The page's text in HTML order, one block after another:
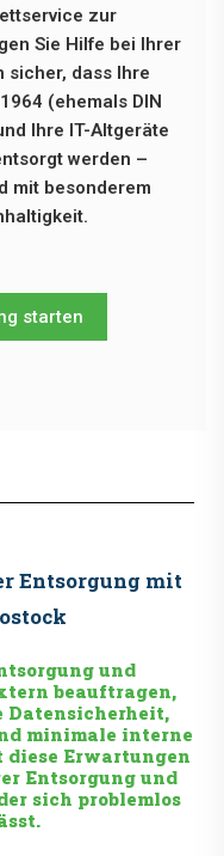
zur
Sie Hilfe bei Ihrer
sicher, dass Ihre
(ehemals DIN
Ihre IT-Altgeräte
werden –
mit besonderem
starten
Entsorgung mit
und
beauftragen,
Datensicherheit,
minimale interne
diese Erwartungen
Entsorgung und
sich problemlos